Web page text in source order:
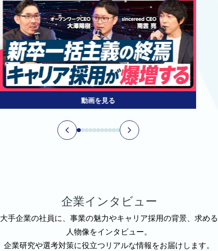
動画を見る
企業インタビュー
大手企業の社員に、事業の魅力やキャリア採用の背景、求める
人物像をインタビュー。
企業研究や選考対策に役立つリアルな情報をお届けします。